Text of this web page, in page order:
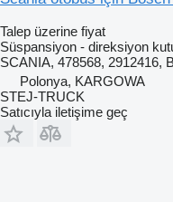
Talep üzerine fiyat
Süspansiyon - direksiyon
SCANIA, 478568, 2912416,
Polonya, KARGOWA
STEJ-TRUCK
Satıcıyla iletişime geç